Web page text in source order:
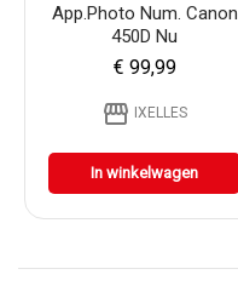
App.photo Num. Canon
450D Nu
€ 99,99
storefront IXELLES
In winkelwagen